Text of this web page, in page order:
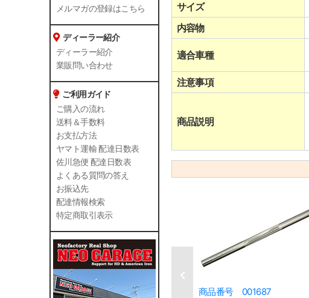
メルマガの登録はこちら
ディーラー紹介
ディーラー紹介
業販問い合わせ
ご利用ガイド
ご購入の流れ
送料＆手数料
お支払方法
ヤマト運輸 配達日数表
佐川急便 配達日数表
よくある質問の答え
お振込先
配達情報検索
特定商取引表示
サイズ
内容物
適合車種
注意事項
商品説明
商品番号 001687